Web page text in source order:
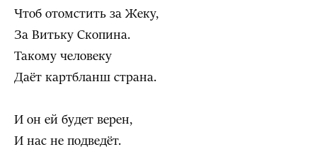
Чтоб отомстить за Жеку,
За Витьку Скопина.
Такому человеку
Даёт картбланш страна.
И он ей будет верен,
И нас не подведёт.